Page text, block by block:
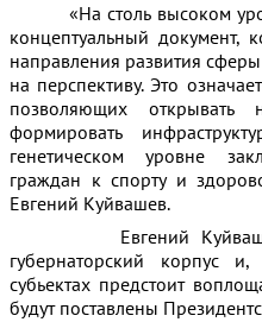
«На столь высоком
концептуальный документ,
направления развития
на перспективу. Это
позволяющих открывать
формировать
генетическом уровне
граждан к спорту и
Евгений Куйвашев.
Евгений Куйвашев
губернаторский
субьектах предстоит
будут поставлены